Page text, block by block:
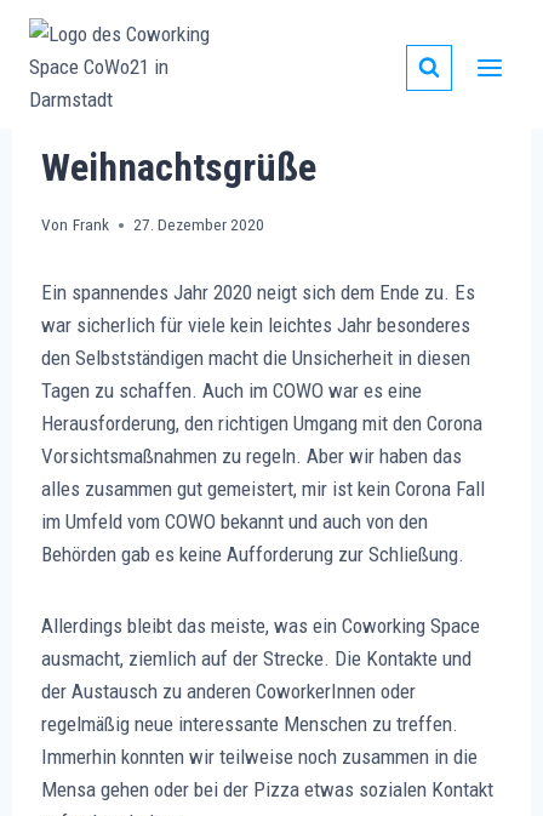
Zum
springen
Weihnachtsgrüße
Von Frank 27. Dezember 2020
Ein spannendes Jahr 2020 neigt sich dem Ende zu. Es
war sicherlich für viele kein leichtes Jahr besonderes
den Selbstständigen macht die Unsicherheit in diesen
Tagen zu schaffen. Auch im COWO war es eine
Herausforderung, den richtigen Umgang mit den Corona
Vorsichtsmaßnahmen zu regeln. Aber wir haben das
alles zusammen gut gemeistert, mir ist kein Corona Fall
im Umfeld vom COWO bekannt und auch von den
Behörden gab es keine Aufforderung zur Schließung.
Allerdings bleibt das meiste, was ein Coworking Space
ausmacht, ziemlich auf der Strecke. Die Kontakte und
der Austausch zu anderen CoworkerInnen oder
regelmäßig neue interessante Menschen zu treffen.
Immerhin konnten wir teilweise noch zusammen in die
Mensa gehen oder bei der Pizza etwas sozialen Kontakt